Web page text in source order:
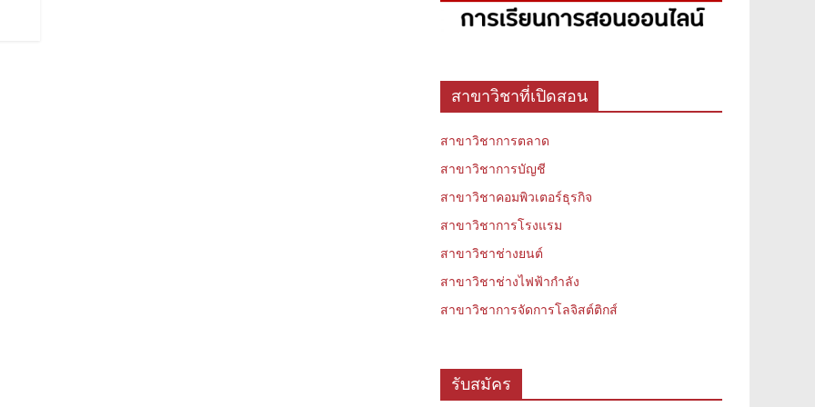
สาขาวิชาที่เปิดสอน
สาขาวิชาการตลาด
สาขาวิชาการบัญชี
สาขาวิชาคอมพิวเตอร์ธุรกิจ
สาขาวิชาการโรงแรม
สาขาวิชาช่างยนต์
สาขาวิชาช่างไฟฟ้ากำลัง
สาขาวิชาการจัดการโลจิสต์ติกส์
รับสมัคร